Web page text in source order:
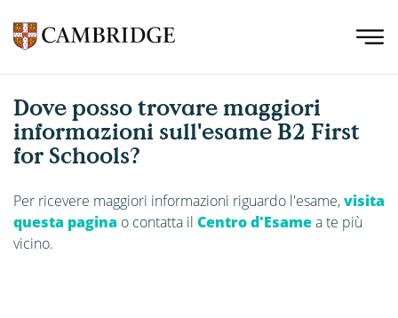
Dove posso trovare maggiori
informazioni sull'esame B2 First
for Schools?
Per ricevere maggiori informazioni riguardo l'esame,visita
questa pagina o contatta il Centro d'Esamea te più
vicino.